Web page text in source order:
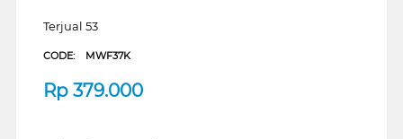
Terjual 53
CODE: MWF37K
Rp 379.000